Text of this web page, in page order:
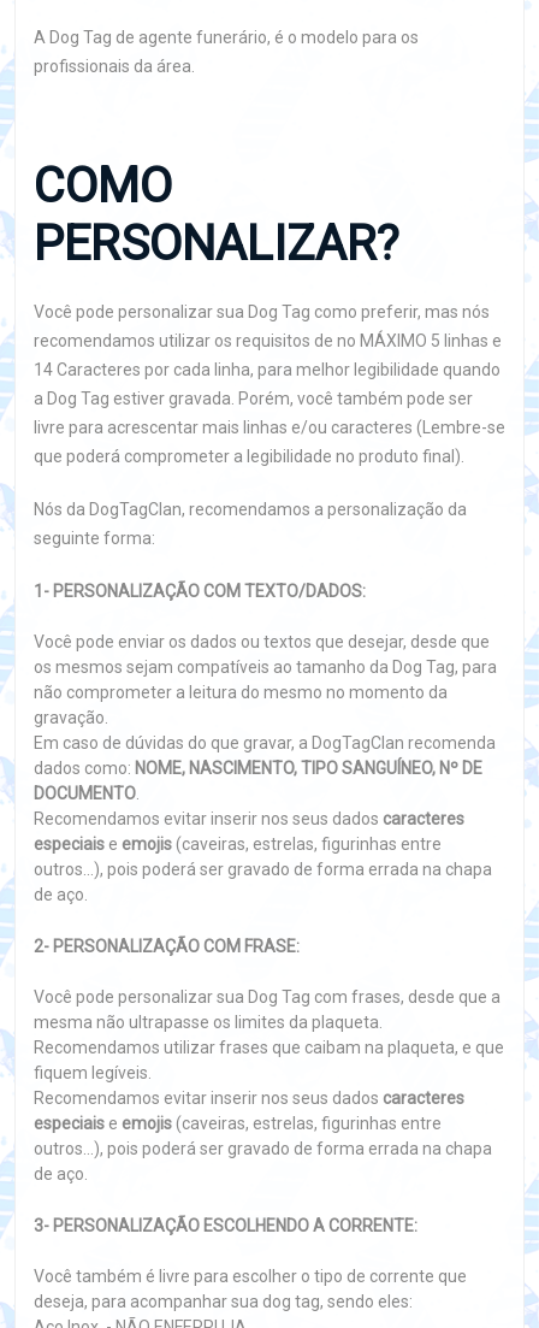
A Dog Tag de agente funerário, é o modelo para os
profissionais da área.
COMO
PERSONALIZAR?
Você pode personalizar sua Dog Tag como preferir, mas nós
recomendamos utilizar os requisitos de no MÁXIMO 5 linhas e
14 Caracteres por cada linha, para melhor legibilidade quando
a Dog Tag estiver gravada. Porém, você também pode ser
livre para acrescentar mais linhas e/ou caracteres (Lembre-se
que poderá comprometer a legibilidade no produto final).
Nós da DogTagClan, recomendamos a personalização da
seguinte forma:
1- PERSONALIZAÇÃO COM TEXTO/DADOS:
Você pode enviar os dados ou textos que desejar, desde que
os mesmos sejam compatíveis ao tamanho da Dog Tag, para
não comprometer a leitura do mesmo no momento da
gravação.
Em caso de dúvidas do que gravar, a DogTagClan recomenda
dados como: NOME, NASCIMENTO, TIPO SANGUÍNEO, Nº DE
DOCUMENTO
Recomendamos evitar inserir nos seus dados caracteres
especiais e emojis(caveiras, estrelas, figurinhas entre
outros...), pois poderá ser gravado de forma errada na chapa
de aço.
2- PERSONALIZAÇÃO COM FRASE:
Você pode personalizar sua Dog Tag com frases, desde que a
mesma não ultrapasse os limites da plaqueta.
Recomendamos utilizar frases que caibam na plaqueta, e que
fiquem legíveis.
Recomendamos evitar inserir nos seus dados caracteres
especiais e emojis(caveiras, estrelas, figurinhas entre
outros...), pois poderá ser gravado de forma errada na chapa
de aço.
3- PERSONALIZAÇÃO ESCOLHENDO A CORRENTE:
Você também é livre para escolher o tipo de corrente que
deseja, para acompanhar sua dog tag, sendo eles: